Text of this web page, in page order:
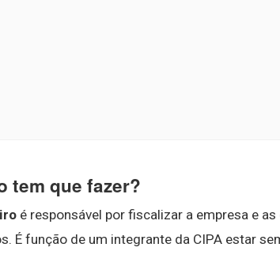
tem que fazer?
é responsável por fiscalizar a empresa e
É função de um integrante da CIPA estar